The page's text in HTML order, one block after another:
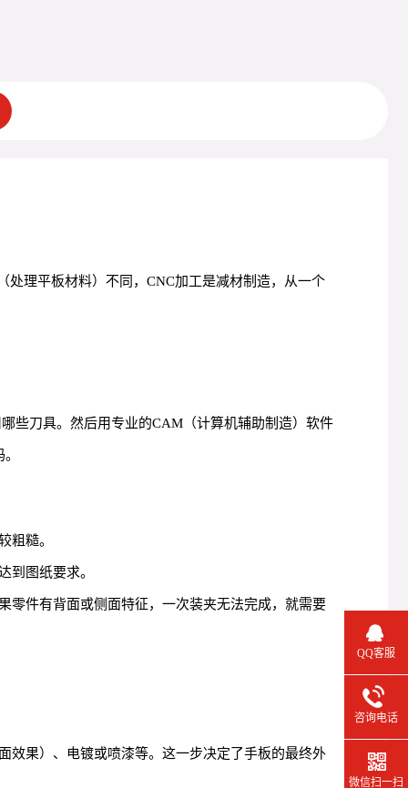
理平板材料）不同，CNC加工是减材制造，从一个
些刀具。然后用专业的CAM（计算机辅助制造）软件
粗糙。
到图纸要求。
零件有背面或侧面特征，一次装夹无法完成，就需要
效果）、电镀或喷漆等。这一步决定了手板的最终外
QQ客服
咨询电话
微信扫一扫